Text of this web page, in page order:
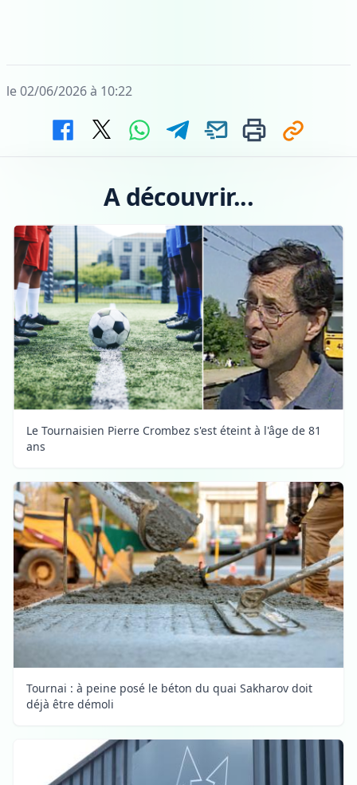
le 02/06/2026 à 10:22
A découvrir...
Le Tournaisien Pierre Crombez s'est éteint à l'âge de 81
ans
Tournai : à peine posé le béton du quai Sakharov doit
déjà être démoli